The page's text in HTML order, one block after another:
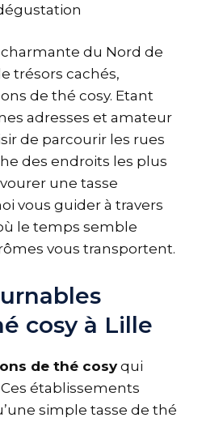
charmante du Nord de
trésors cachés,
de thé cosy. Etant
adresses et amateur
de parcourir les rues
des endroits les plus
une tasse
vous guider à travers
le temps semble
vous transportent.
cosy à Lille
de thé cosyqui
établissements
simple tasse de thé